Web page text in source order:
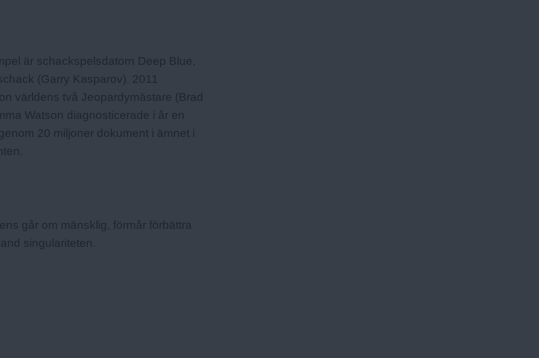
är schackspelsdatorn Deep Blue,
(Garry Kasparov). 2011
världens två Jeopardymästare (Brad
Watson diagnosticerade i år en
20 miljoner dokument i ämnet i
går om mänsklig, förmår förbättra
singulariteten.